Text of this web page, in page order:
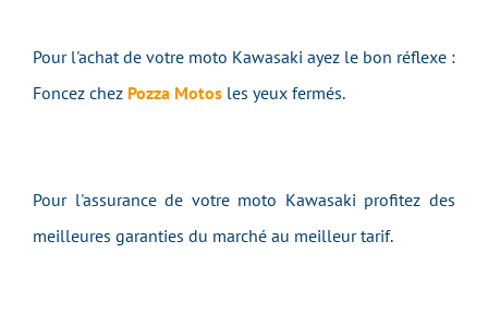
Pour l'achat de votre moto Kawasaki ayez le bon réflexe :
Foncez chez Pozza Motos les yeux fermés.
Pour l'assurance de votre moto Kawasaki profitez des
meilleures garanties du marché au meilleur tarif.